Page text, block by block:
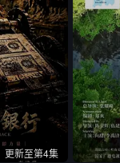
更新至第4集